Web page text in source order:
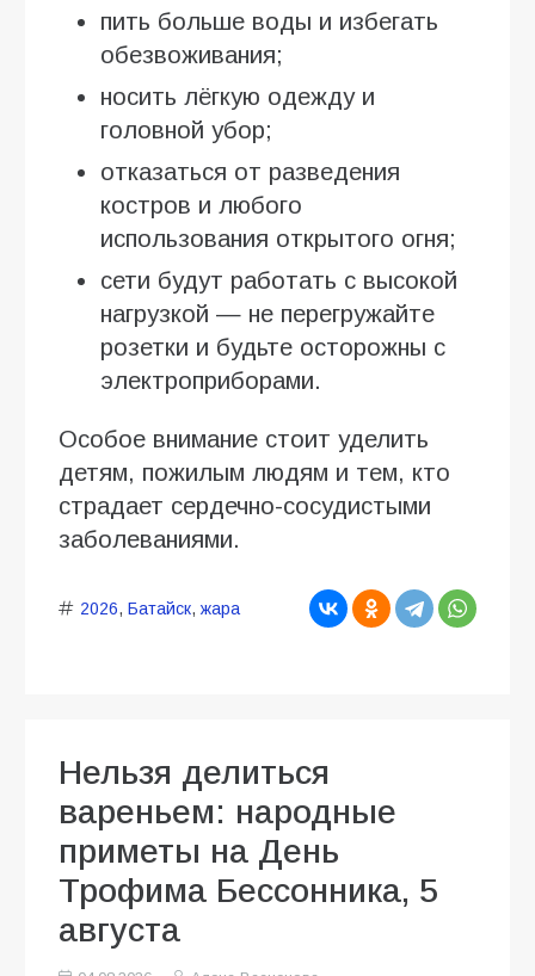
пить больше воды и избегать
обезвоживания;
носить лёгкую одежду и
головной убор;
отказаться от разведения
костров и любого
использования открытого огня;
сети будут работать с высокой
нагрузкой — не перегружайте
розетки и будьте осторожны с
электроприборами.
Особое внимание стоит уделить
детям, пожилым людям и тем, кто
страдает сердечно-сосудистыми
заболеваниями.
2026, Батайск, жара
Нельзя делиться
вареньем: народные
приметы на День
Трофима Бессонника, 5
августа